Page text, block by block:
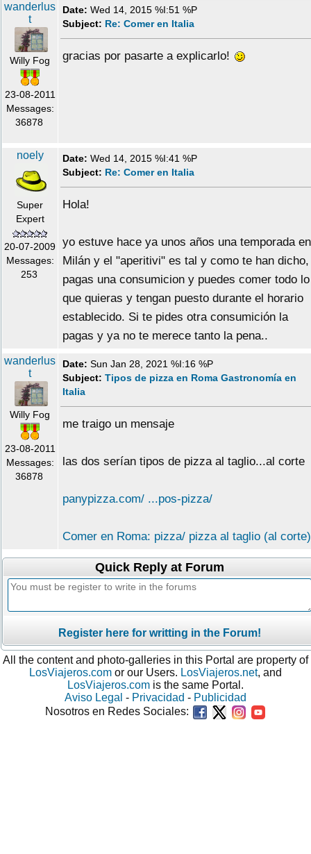
wanderlus
t
Willy Fog
23-08-2011
Messages:
36878
Date: Wed 14, 2015 %I:51 %P
Subject: Re: Comer en Italia
gracias por pasarte a explicarlo!
noely
Super
Expert
20-07-2009
Messages:
253
Date: Wed 14, 2015 %I:41 %P
Subject: Re: Comer en Italia
Hola!
yo estuve hace ya unos años una temporada en
Milán y el "aperitivi" es tal y como te han dicho,
pagas una consumicion y puedes comer todo lo
que quieras y tengan puesto durante el horario
establecido. Si te pides otra consumición la
pagas y ya no te merece tanto la pena..
wanderlus
t
Willy Fog
23-08-2011
Messages:
36878
Date: Sun Jan 28, 2021 %I:16 %P
Subject: Tipos de pizza en Roma Gastronomía en
Italia
me traigo un mensaje
las dos serían tipos de pizza al taglio...al corte
panypizza.com/ ...pos-pizza/
Comer en Roma: pizza/ pizza al taglio (al corte)
Quick Reply at Forum
Register here for writting in the Forum!
All the content and photo-galleries in this Portal are property of
LosViajeros.com or our Users. LosViajeros.net, and
LosViajeros.com is the same Portal.
Aviso Legal - Privacidad - Publicidad
Nosotros en Redes Sociales: